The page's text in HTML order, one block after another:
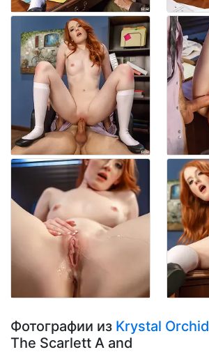
Фотографии из Krystal Orchid
The Scarlett A and